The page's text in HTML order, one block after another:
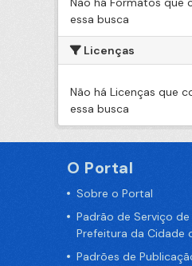
essa busca
Licenças
Não há Licenças que
essa busca
O Portal
Sobre o Portal
Padrão de Serviço
Prefeitura da Cidade
Padrões de